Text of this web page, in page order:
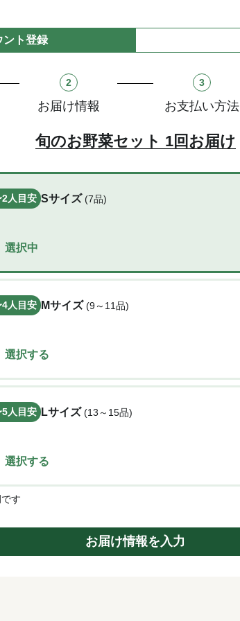
ント登録
2
お届け情報
3
お支払い方法
旬のお野菜セット 1回お届け
2人目安 Sサイズ (7品)
選択中
4人目安 Mサイズ (9～11品)
選択する
5人目安 Lサイズ (13～15品)
選択する
す
お届け情報を入力